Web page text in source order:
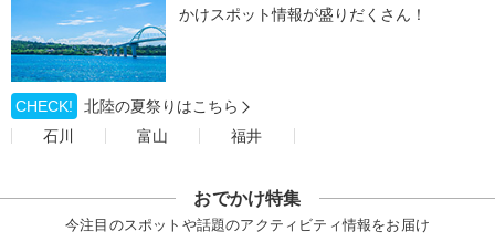
かけスポット情報が盛りだくさん！
CHECK!
北陸の夏祭りはこちら
石川
富山 福井
おでかけ特集
今注目のスポットや話題のアクティビティ情報をお届け